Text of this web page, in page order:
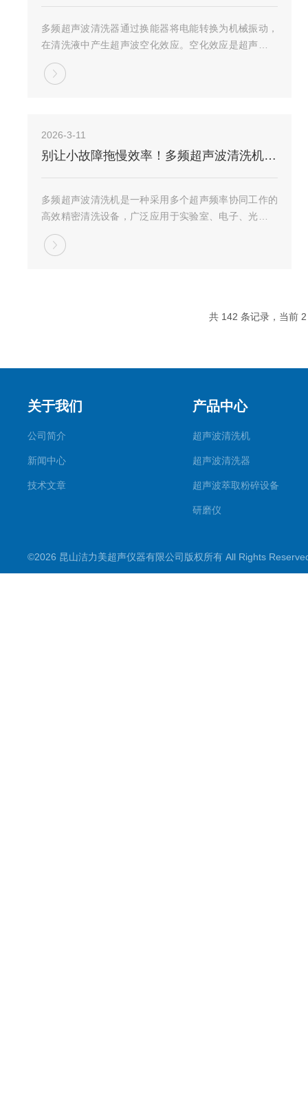
多频超声波清洗器通过换能器将电能转换为机械振动，
在清洗液中产生超声波空化效应。空化效应是超声波清
洗的关键物理机制：超声波在液体中传播时产生交替的
高压和低压区，低压区形成真空气泡(空化核)，气泡在
2026-3-11
别让小故障拖慢效率！多频超声波清洗机常见问题，这样解决才靠谱
多频超声波清洗机是一种采用多个超声频率协同工作的
高效精密清洗设备，广泛应用于实验室、电子、光学、
医疗器械、钟表珠宝、汽车零部件及半导体制造等领
域。与传统单频超声清洗机相比，其核心优势在于通过
共 142 条记录，当前
关于我们
公司简介
新闻中心
技术文章
产品中心
超声波清洗机
超声波清洗器
超声波萃取粉碎设备
研磨仪
超声波水浴
©2026 昆山洁力美超声仪器有限公司版权所有 All Rights